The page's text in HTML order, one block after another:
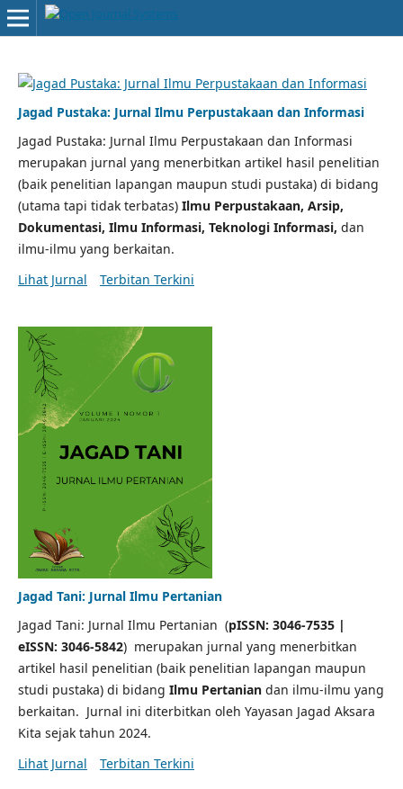
Jagad Pustaka: Jurnal Ilmu Perpustakaan dan Informasi
Jagad Pustaka: Jurnal Ilmu Perpustakaan dan Informasi
merupakan jurnal yang menerbitkan artikel hasil penelitian
(baik penelitian lapangan maupun studi pustaka) di bidang
(utama tapi tidak terbatas)Ilmu Perpustakaan, Arsip,
Dokumentasi, Ilmu Informasi, Teknologi Informasi, dan
ilmu-ilmu yang berkaitan.
Lihat Jurnal
Terbitan Terkini
Jagad Tani: Jurnal Ilmu Pertanian
Jagad Tani: Jurnal Ilmu Pertanian (pISSN: 3046-7535 |
eISSN: 3046-5842) merupakan jurnal yang menerbitkan
artikel hasil penelitian (baik penelitian lapangan maupun
studi pustaka) di bidang Ilmu Pertanian dan ilmu-ilmu yang
berkaitan. Jurnal ini diterbitkan oleh Yayasan Jagad Aksara
Kita sejak tahun 2024.
Lihat Jurnal
Terbitan Terkini